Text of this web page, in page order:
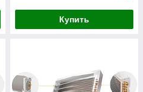
Купить